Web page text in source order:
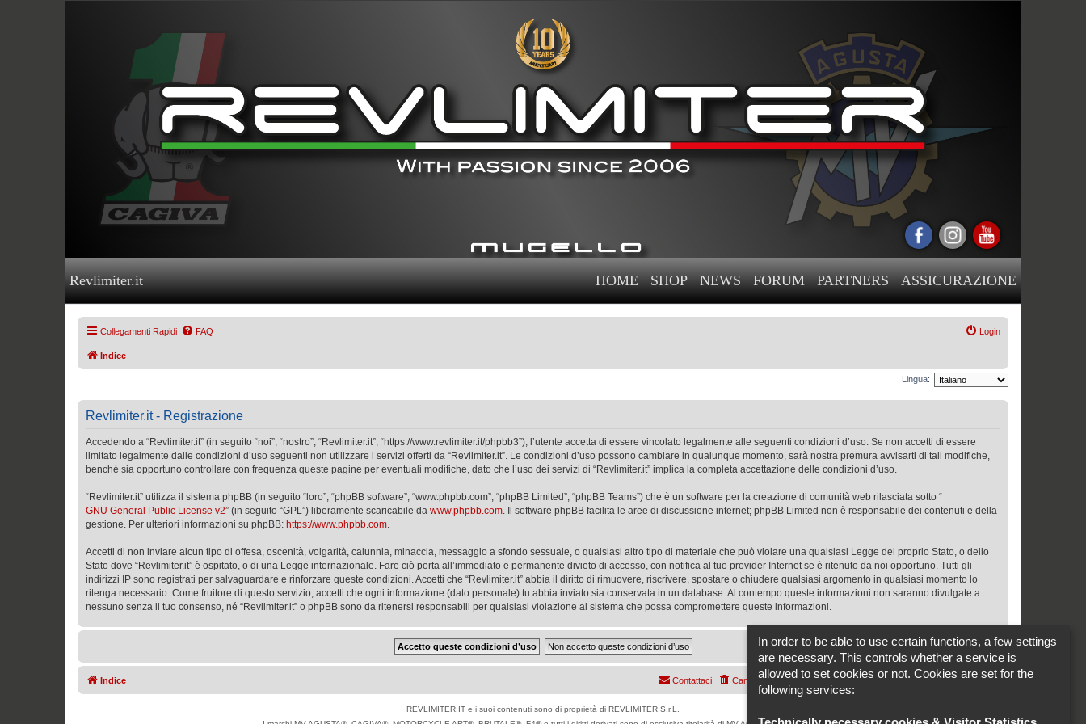
Revlimiter.it HOME SHOP NEWS FORUM PARTNERS ASSICURAZIONE
Collegamenti Rapidi FAQ Login
Indice
Lingua:
Revlimiter.it - Registrazione
Accedendo a “Revlimiter.it” (in seguito “noi”, “nostro”, “Revlimiter.it”, “https://www.revlimiter.it/phpbb3”), l’utente accetta di essere vincolato legalmente alle seguenti condizioni d’uso. Se non accetti di essere
limitato legalmente dalle condizioni d’uso seguenti non utilizzare i servizi offerti da “Revlimiter.it”. Le condizioni d’uso possono cambiare in qualunque momento, sarà nostra premura avvisarti di tali modifiche,
benché sia opportuno controllare con frequenza queste pagine per eventuali modifiche, dato che l’uso dei servizi di “Revlimiter.it” implica la completa accettazione delle condizioni d’uso.
“Revlimiter.it” utilizza il sistema phpBB (in seguito “loro”, “phpBB software”, “www.phpbb.com”, “phpBB Limited”, “phpBB Teams”) che è un software per la creazione di comunità web rilasciata sotto “
GNU General Public License v2” (in seguito “GPL”) liberamente scaricabile da www.phpbb.com. Il software phpBB facilita le aree di discussione internet; phpBB Limited non è responsabile dei contenuti e della
gestione. Per ulteriori informazioni su phpBB: https://www.phpbb.com.
Accetti di non inviare alcun tipo di offesa, oscenità, volgarità, calunnia, minaccia, messaggio a sfondo sessuale, o qualsiasi altro tipo di materiale che può violare una qualsiasi Legge del proprio Stato, o dello
Stato dove “Revlimiter.it” è ospitato, o di una Legge internazionale. Fare ciò porta all’immediato e permanente divieto di accesso, con notifica al tuo provider Internet se è ritenuto da noi opportuno. Tutti gli
indirizzi IP sono registrati per salvaguardare e rinforzare queste condizioni. Accetti che “Revlimiter.it” abbia il diritto di rimuovere, riscrivere, spostare o chiudere qualsiasi argomento in qualsiasi momento lo
ritenga necessario. Come fruitore di questo servizio, accetti che ogni informazione (dato personale) tu abbia inviato sia conservata in un database. Al contempo queste informazioni non saranno divulgate a
nessuno senza il tuo consenso, né “Revlimiter.it” o phpBB sono da ritenersi responsabili per qualsiasi violazione al sistema che possa compromettere queste informazioni.
Indice Tutti gli orari sonoUTC+02:00
Cookie-Settings
Cancella cookie
Contattaci
REVLIMITER.IT e i suoi contenuti sono di proprietà di REVLIMITER S.r.L.
In order to be able to use certain functions, a few settings
are necessary. This controls whether a service is
allowed to set cookies or not. Cookies are set for the
following services: